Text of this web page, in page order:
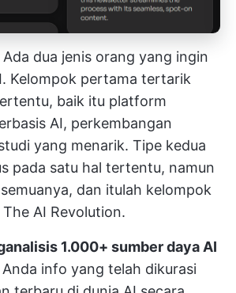
Ada dua jenis orang yang ingin
Kelompok pertama tertarik
baik itu platform
AI, perkembangan
yang menarik. Tipe kedua
pada satu hal tertentu, namun
dan itulah kelompok
AI Revolution.
1.000+ sumber daya AI
info yang telah dikurasi